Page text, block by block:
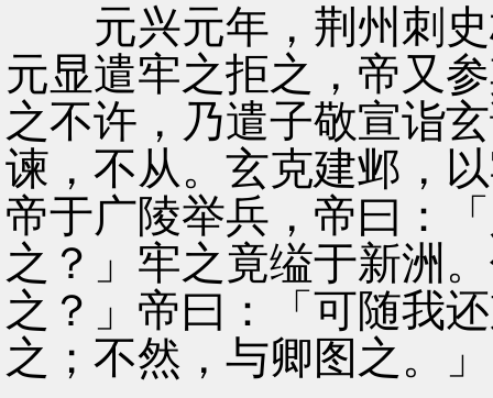
元兴元年，荆州刺史
元显遣牢之拒之，帝又
之不许，乃遣子敬宣诣
谏，不从。玄克建邺，
帝于广陵举兵，帝曰：
之？」牢之竟缢于新洲
之？」帝曰：「可随我
之；不然，与卿图之。」